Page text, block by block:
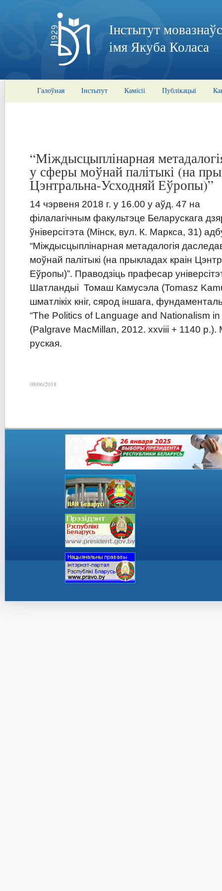
Інстытут
імя Якуба Коласа
Галоўная Інстытут Камісіі Публікацыі
“Міждысцыплінарная
у сферы моўнай палітыкі (на
Цэнтральна-Усходняй Еўропы)”
14 чэрвеня 2018 г. у 16.00 у аўд. 47 на
філалагічным факультэце Беларускага
ўніверсітэта (Мінск, вул. К. Маркса, 31)
“Міждысцыплінарная метадалогія
моўнай палітыкі (на прыкладах краін
Еўропы)”. Праводзіць прафесар
Шатландыі Томаш Камусэла (Tomasz
шматлікіх кніг, сярод іншага,
“The Politics of Language and Nationalism in
(Palgrave MacMillan, 2012. xxviii + 1140 p.).
руская.
08/06/2018